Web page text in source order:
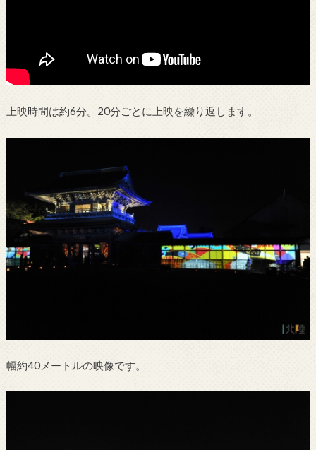
上映時間は約6分。20分ごとに上映を繰り返します。
幅約40メートルの映像です。